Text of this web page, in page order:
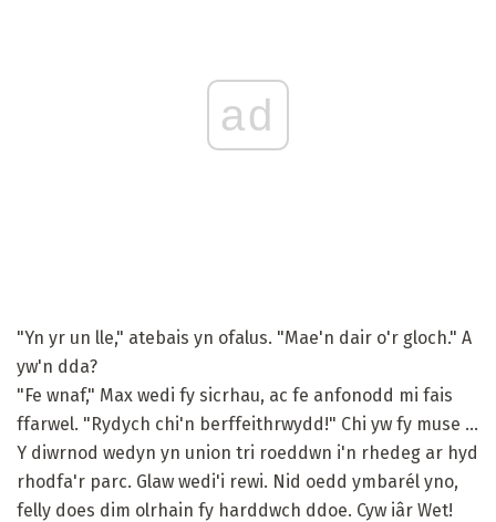
ad
"Yn yr un lle," atebais yn ofalus. "Mae'n dair o'r gloch." A
yw'n dda?
"Fe wnaf," Max wedi fy sicrhau, ac fe anfonodd mi fais
ffarwel. "Rydych chi'n berffeithrwydd!" Chi yw fy muse ...
Y diwrnod wedyn yn union tri roeddwn i'n rhedeg ar hyd
rhodfa'r parc. Glaw wedi'i rewi. Nid oedd ymbarél yno,
felly does dim olrhain fy harddwch ddoe. Cyw iâr Wet!